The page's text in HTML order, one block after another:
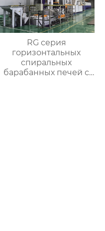
RG серия
горизонтальных
спиральных
барабанных печей с